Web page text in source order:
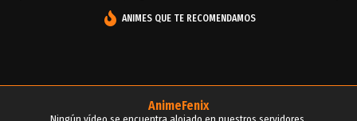
ANIMES QUE TE RECOMENDAMOS
AnimeFenix